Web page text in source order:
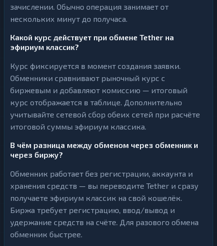
зачислении. Обычно операция занимает от
нескольких минут до получаса.
Какой курс действует при обмене Tether на
эфириум классик?
Курс фиксируется в момент создания заявки.
Обменники сравнивают рыночный курс с
биржевым и добавляют комиссию — итоговый
курс отображается в таблице. Дополнительно
учитывайте сетевой сбор обеих сетей при расчёте
итоговой суммы эфириум классика.
В чём разница между обменом через обменник и
через биржу?
Обменник работает без регистрации, аккаунта и
хранения средств — вы переводите Tether и сразу
получаете эфириум классик на свой кошелёк.
Биржа требует регистрацию, ввод/вывод и
удержание средств на счёте. Для разового обмена
обменник быстрее.